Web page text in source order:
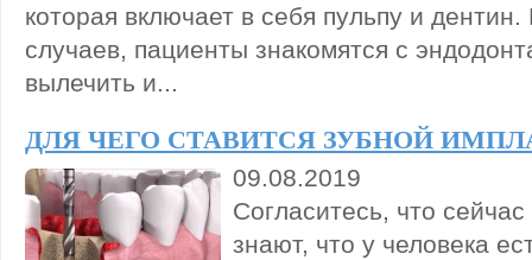
которая включает в себя пульпу и
случаев, пациенты знакомятся с
вылечить и...
ДЛЯ ЧЕГО СТАВИТСЯ ЗУБНОЙ
09.08.2019
Согласитесь, что
знают, что у человека